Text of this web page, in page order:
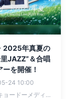
2025年真夏の
JAZZ”＆合唱
を開催！
24 10:00
（株）キョードーメディアス